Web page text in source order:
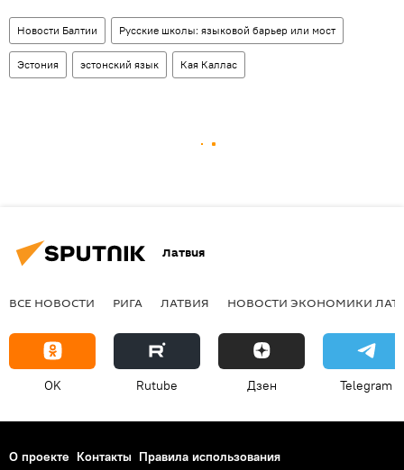
Новости Балтии Русские школы: языковой барьер или мост
Эстония эстонский язык Кая Каллас
Латвия
ВСЕ НОВОСТИ РИГА ЛАТВИЯ НОВОСТИ ЭКОНОМИКИ
OK Rutube Дзен Telegram
О проекте Контакты Правила использования